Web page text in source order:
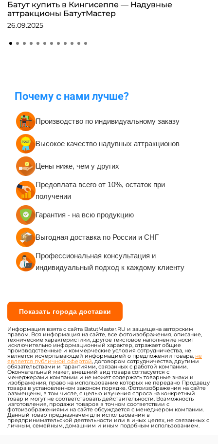
Батут купить в Кингисеппе — Надувные
аттракционы БатутМастер
26.09.2025
Почему с нами лучше?
Производство по индивидуальному заказу
Высокое качество надувных аттракционов
Цены ниже, чем у других
Предоплата всего от 10%, остаток при
получении
Гарантия - на всю продукцию
Выгодная доставка по России и СНГ
Профессиональная консультация и
индивидуальный подход к каждому клиенту
Показать города доставки
Информация взята с сайта BatutMaster.RU и защищена авторским
правом. Вся информация на сайте, все фотоизображения, описание,
технические характеристики, другое текстовое наполнение носит
исключительно информационный характер, отражает общие
производственные и коммерческие условия сотрудничества, не
является исчерпывающей информацией о предложении товара, не
является публичной офертой, договором сотрудничества, другими
обязательствами и гарантиями, связанных с работой компании.
Окончательный макет, внешний вид товара согласуется с
менеджерами компании и не может содержать товарные знаки и
изображения, право на использование которых не передано Продавцу
товара в установленном законом порядке. Фотоизображения на сайте
размещены, в том числе, с целью изучения спроса на конкретный
товар и могут не соответствовать действительности. Возможность
изготовления, продажи товаров в точном соответствии с
фотоизображениями на сайте обсуждается с менеджером компании.
Данный товар предназначен для использования в
предпринимательской деятельности или в иных целях, не связанных с
личным, семейным, домашним и иным подобным использованием.